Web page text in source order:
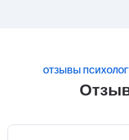
ОТЗЫВЫ